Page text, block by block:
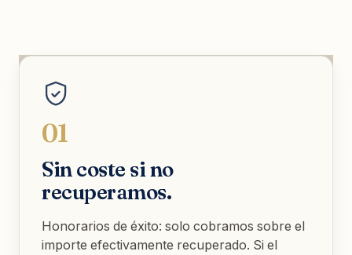
01
Sin coste si no
recuperamos.
Honorarios de éxito: solo cobramos sobre el
importe efectivamente recuperado. Si el